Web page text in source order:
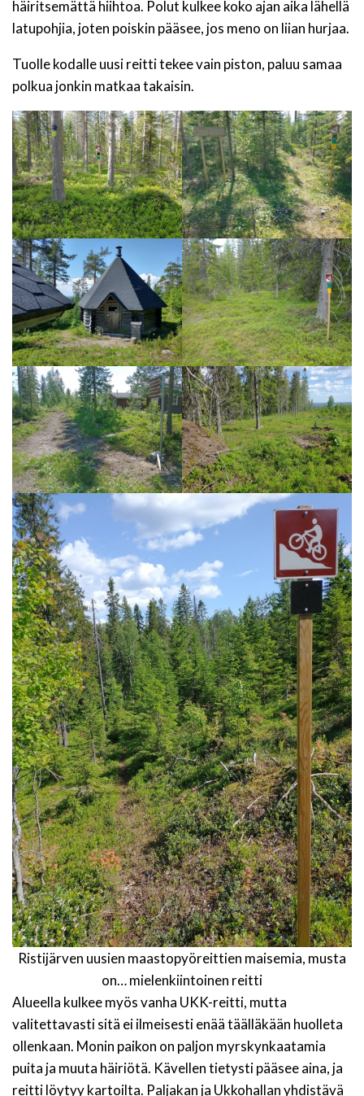
häiritsemättä hiihtoa. Polut kulkee koko ajan aika lähellä
latupohjia, joten poiskin pääsee, jos meno on liian hurjaa.
Tuolle kodalle uusi reitti tekee vain piston, paluu samaa
polkua jonkin matkaa takaisin.
Ristijärven uusien maastopyöreittien maisemia, musta
on… mielenkiintoinen reitti
Alueella kulkee myös vanha UKK-reitti, mutta
valitettavasti sitä ei ilmeisesti enää täälläkään huolleta
ollenkaan. Monin paikon on paljon myrskynkaatamia
puita ja muuta häiriötä. Kävellen tietysti pääsee aina, ja
reitti löytyy kartoilta. Paljakan ja Ukkohallan yhdistävä